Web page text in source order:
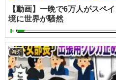
【動画】一晩で6万人がスペ
境に世界が騒然
海外